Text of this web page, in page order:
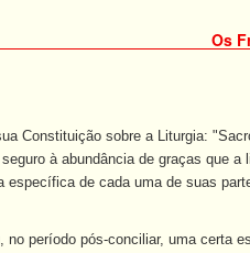
Os
Constituição sobre a Liturgia:
à abundância de graças que
específica de cada uma de suas
no período pós-conciliar, uma certa